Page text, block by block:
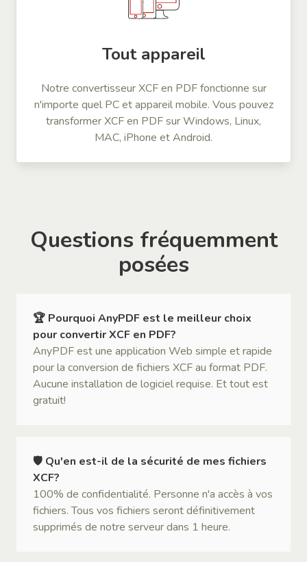
Tout appareil
Notre convertisseur XCF en PDF fonctionne sur
n'importe quel PC et appareil mobile. Vous pouvez
transformer XCF en PDF sur Windows, Linux,
MAC, iPhone et Android.
Questions fréquemment
posées
🏆 Pourquoi AnyPDF est le meilleur choix
pour convertir XCF en PDF?
AnyPDF est une application Web simple et rapide
pour la conversion de fichiers XCF au format PDF.
Aucune installation de logiciel requise. Et tout est
gratuit!
🛡 Qu'en est-il de la sécurité de mes fichiers
XCF?
100% de confidentialité. Personne n'a accès à vos
fichiers. Tous vos fichiers seront définitivement
supprimés de notre serveur dans 1 heure.